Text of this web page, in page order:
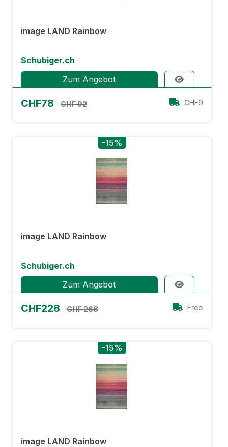
image LAND Rainbow
Schubiger.ch
Zum Angebot
CHF78 CHF 92 CHF9
-15%
image LAND Rainbow
Schubiger.ch
Zum Angebot
CHF228 CHF 268 Free
-15%
image LAND Rainbow